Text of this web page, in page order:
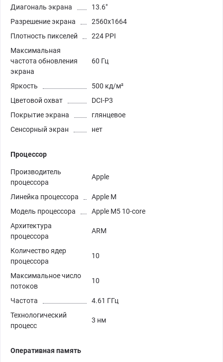
Диагональ экрана
13.6"
Разрешение экрана
2560x1664
Плотность пикселей
224 PPI
Максимальная
частота обновления
экрана
60 Гц
Яркость
500 кд/м²
Цветовой охват
DCI-P3
Покрытие экрана
глянцевое
Сенсорный экран
нет
Процессор
Производитель
процессора
Apple
Линейка процессора
Apple M
Модель процессора
Apple M5 10-core
Архитектура
процессора
ARM
Количество ядер
процессора
10
Максимальное число
потоков
10
Частота
4.61 ГГц
Технологический
процесс
3 нм
Оперативная память